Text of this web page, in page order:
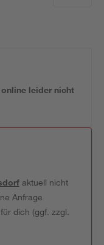
leider nicht
aktuell nicht
Anfrage
dich (ggf. zzgl.